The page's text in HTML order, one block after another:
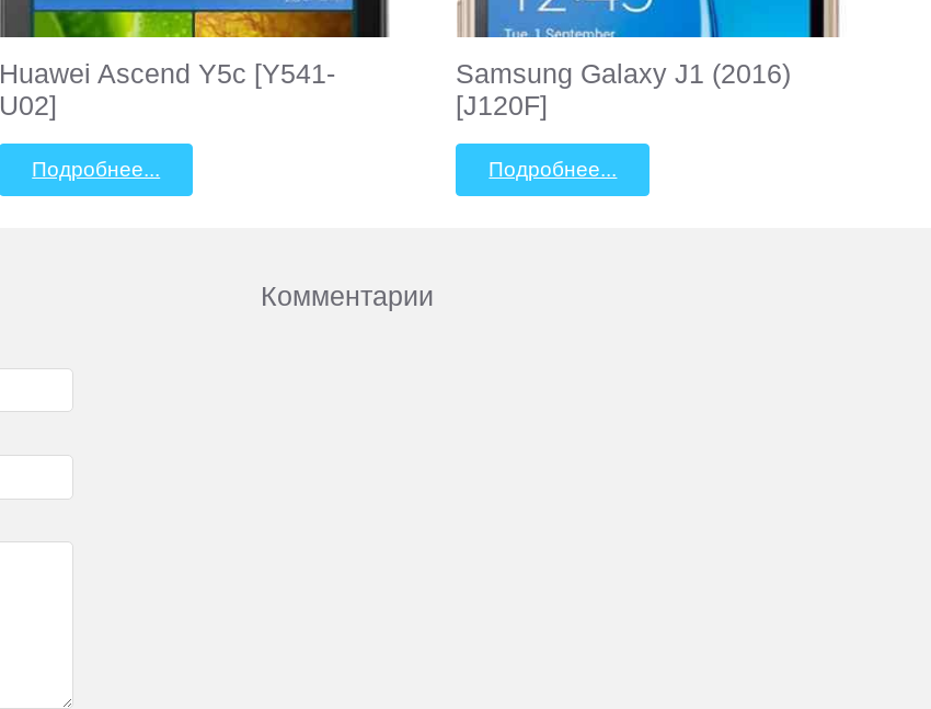
Huawei Ascend Y5c [Y541-
U02]
Подробнее...
Samsung Galaxy J1 (2016)
[J120F]
Подробнее...
Комментарии